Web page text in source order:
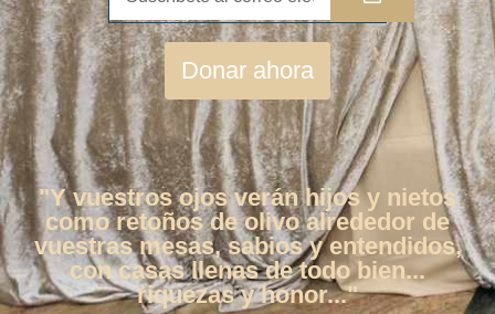
Donar ahora
"Y vuestros ojos verán hijos y nietos
como retoños de olivo alrededor de
vuestras mesas, sabios y entendidos,
con casas llenas de todo bien...
riquezas y honor..."